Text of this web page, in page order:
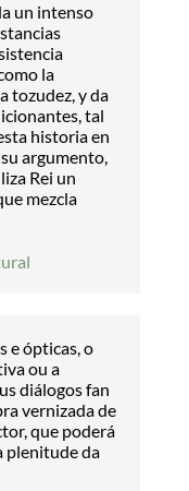
un intenso
la
tozudez, y da
tal
historia en
argumento,
Rei un
mezcla
e ópticas, o
ou a
diálogos fan
vernizada de
que poderá
plenitude da